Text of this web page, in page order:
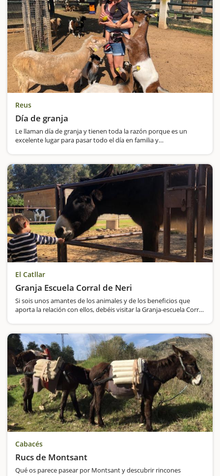
Reus
Día de granja
Le llaman día de granja y tienen toda la razón porque es un
excelente lugar para pasar todo el día en familia y
durante la qual…
El Catllar
Granja Escuela Corral de Neri
Si sois unos amantes de los animales y de los beneficios que
aporta la relación con ellos, debéis visitar la Granja-escuela Corral
Cabacés
Rucs de Montsant
Qué os parece pasear por Montsant y descubrir rincones